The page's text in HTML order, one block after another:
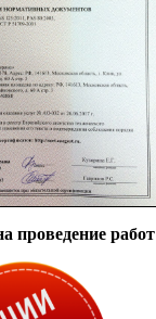
проведение работ